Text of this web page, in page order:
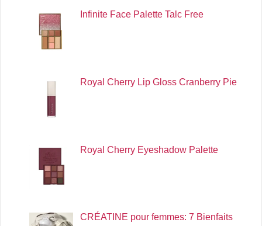
Infinite Face Palette Talc Free
Royal Cherry Lip Gloss Cranberry Pie
Royal Cherry Eyeshadow Palette
CRÉATINE pour femmes: 7 Bienfaits